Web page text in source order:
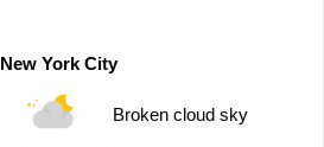
New York City
Broken cloud sky